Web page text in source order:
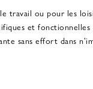
travail ou pour les
et fonctionnelles
sans effort dans